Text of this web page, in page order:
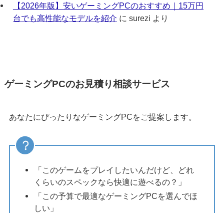
【2026年版】安いゲーミングPCのおすすめ｜15万円
台でも高性能なモデルを紹介 に surezi より
ゲーミングPCのお見積り相談サービス
あなたにぴったりなゲーミングPCをご提案します。
「このゲームをプレイしたいんだけど、どれ
くらいのスペックなら快適に遊べるの？」
「この予算で最適なゲーミングPCを選んでほ
しい」